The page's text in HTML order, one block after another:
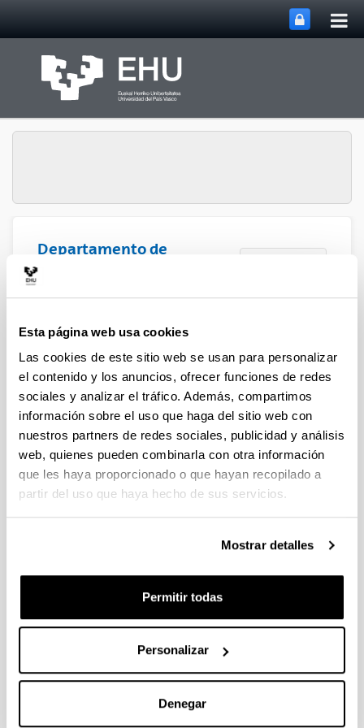
Esta página web usa cookies
Las cookies de este sitio web se usan para personalizar
el contenido y los anuncios, ofrecer funciones de redes
sociales y analizar el tráfico. Además, compartimos
información sobre el uso que haga del sitio web con
nuestros partners de redes sociales, publicidad y análisis
web, quienes pueden combinarla con otra información
que les haya proporcionado o que hayan recopilado a
partir del uso que haya hecho de sus servicios.
Mostrar detalles
Permitir todas
Personalizar
Denegar
Departamento de
Química Orgánica I
Departamento de Química
Orgánica I
Noticias
Defensa de Tesis Doctoral internacional por Ana
Manifiesto por la ciencia
Premios RSEQ 2013
Premios SUSCHEM 2013